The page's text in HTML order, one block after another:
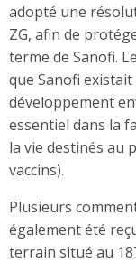
adopté une
ZG, afin de
terme de Sanofi.
que Sanofi
développement
essentiel dans la
la vie destinés au
vaccins).
Plusieurs
également été
terrain situé au